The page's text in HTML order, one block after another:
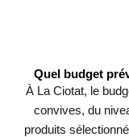
Quel budget
À La Ciotat, le
convives, du
produits